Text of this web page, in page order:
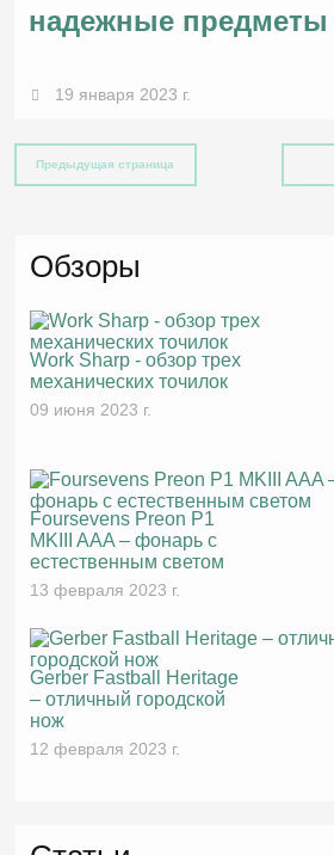
надежные предметы
19 января 2023 г.
Предыдущая страница
Обзоры
Work Sharp - обзор трех
механических точилок
09 июня 2023 г.
Foursevens Preon P1
MKIII AAA – фонарь с
естественным светом
13 февраля 2023 г.
Gerber Fastball Heritage
– отличный городской
нож
12 февраля 2023 г.